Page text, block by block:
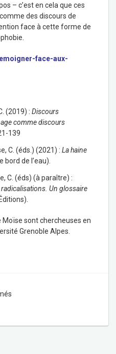
– c’est en cela que ces
des discours de
face à cette forme de
face-aux-
(2019) : Discours
comme discours
139
C. (éds.) (2021) : La haine
bord de l’eau).
C. (éds) (à paraître) :
Un glossaire
Moïse sont chercheuses en
Grenoble Alpes.